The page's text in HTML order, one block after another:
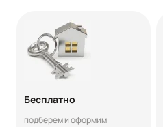
Бесплатно
подберем и оформим